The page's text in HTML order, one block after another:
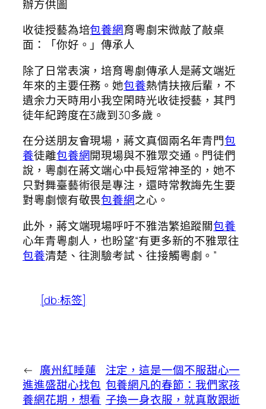
辦方供圖
收徒授藝為培包養網育粵劇宋微敲了敲桌
面：「你好。」傳承人
除了日常表演，培育粵劇傳承人是蔣文端近
年來的主要任務。她包養熱情扶掖后輩，不
遺余力天時用小我空閑時光收徒授藝，其門
徒年紀跨度在3歲到30多歲。
在分送朋友會現場，蔣文真個兩名年青門包
養徒離包養網開現場與不雅眾交通。門徒們
說，粵劇在蔣文端心中長短常神圣的，她不
只對舞臺藝術很是專注，還時常教誨先生要
對粵劇懷有敬畏包養網之心。
此外，蔣文端現場呼吁不雅浩繁追蹤關包養
心年青粵劇人，也盼望“有更多新的不雅眾往
包養清楚、往測驗考試、往接觸粵劇。”
[db:标签]
← 廣州紅睡蓮
進進盛甜心找包
養網花期，想看
注定，這是一個不服甜心一
包養網凡的春節：我們家孩
子換一身衣服，就真敢跟逝